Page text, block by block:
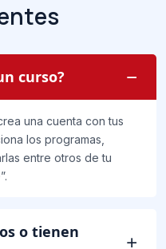
ntes
curso?
una cuenta con tus
los programas,
entre otros de tu
o tienen